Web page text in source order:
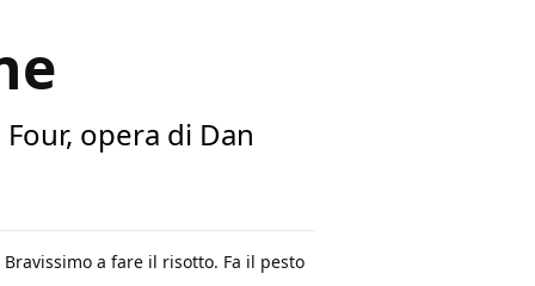
opera di Dan
a fare il risotto. Fa il pesto